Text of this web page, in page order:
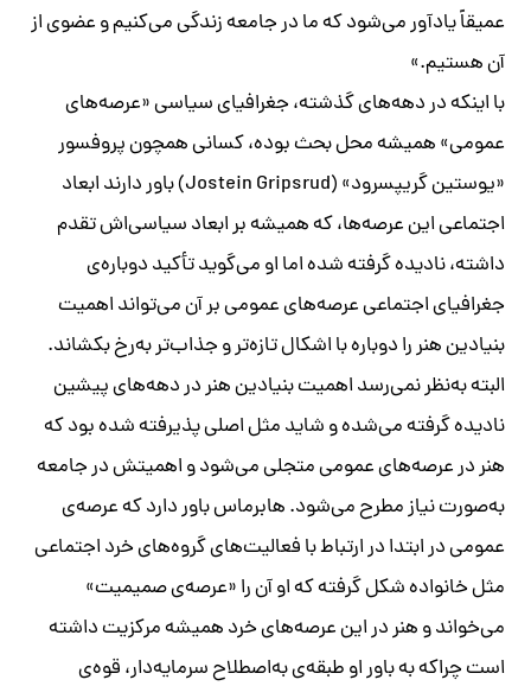
عمیقاً یادآور می‌شود که ما در جامعه زندگی می‌کنیم و عضوی از
آن هستیم.»
با اینکه در دهه‌های گذشته، جغرافیای سیاسی «عرصه‌های
عمومی» همیشه محل بحث بوده، کسانی همچون پروفسور
«یوستین گریپسرود» (Jostein Gripsrud) باور دارند ابعاد
اجتماعی این عرصه‌ها، که همیشه بر ابعاد سیاسی‌اش تقدم
داشته، نادیده گرفته شده اما او می‌گوید تأکید دوباره‌ی
جغرافیای اجتماعی عرصه‌های عمومی بر آن می‌تواند اهمیت
بنیادین هنر را دوباره با اشکال تازه‌تر و جذاب‌تر به‌رخ بکشاند.
البته به‌نظر نمی‌رسد اهمیت بنیادین هنر در دهه‌های پیشین
نادیده گرفته می‌شده و شاید مثل اصلی پذیرفته شده بود که
هنر در عرصه‌های عمومی متجلی می‌شود و اهمیتش در جامعه
به‌‌صورت نیاز مطرح می‌شود. هابرماس باور دارد که عرصه‌ی
عمومی در ابتدا در ارتباط با فعالیت‌های گروه‌های خرد اجتماعی
مثل خانواده شکل گرفته که او آن را «عرصه‌ی صمیمیت»
می‌خواند و هنر در این عرصه‌های خرد همیشه مرکزیت داشته
است چراکه به باور او طبقه‌ی به‌اصطلاح سرمایه‌دار، قوه‌ی